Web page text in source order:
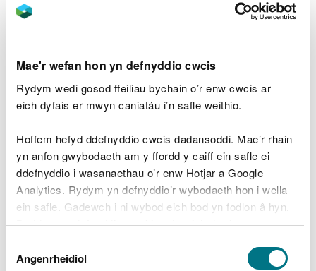
Mae'r wefan hon yn defnyddio cwcis
Rydym wedi gosod ffeiliau bychain o’r enw cwcis ar
eich dyfais er mwyn caniatáu i’n safle weithio.
Hoffem hefyd ddefnyddio cwcis dadansoddi. Mae’r rhain
yn anfon gwybodaeth am y ffordd y caiff ein safle ei
ddefnyddio i wasanaethau o’r enw Hotjar a Google
Analytics. Rydym yn defnyddio’r wybodaeth hon i wella
ein safle. Gadewch i ni wybod eich bod yn fodlon â hyn.
Byddwn yn defnyddio cwci i gadw eich dewis.
Gellirdarllen mwy am ein cwcis cyn i chi ddewis.
Caniatâd
Angenrheidiol
bosibl y bydd angen i ni gau cyfleusterau
Mewn tywydd eithafol, mae'n bosibl y byddwn yn
cau cyfleusterau ar fyr rybudd oherwydd y risg o
anafiadau i ymwelwyr a staff.
tir
Efallai y bydd angen caniatâd gennym ni i drefnu
digwyddiad neu gynnal rhai gweithgareddau ar ein
tir.
Gwiriwch a gewch chi ddefnyddio tir rydyn ni’n ei